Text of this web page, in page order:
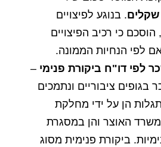
שקלים. בנוגע לפיצויים
, הוסכם כי רכיב הפיצויים
לפי הנחיות הממונה.
לפי דו"ח ביקורת פנימי –
בגופים ציבוריים ונתמכים
הן על ידי מחלקת
האוצר והן במסגרת
. ביקורת פנימית מסוג